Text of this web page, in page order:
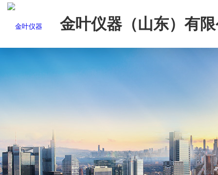
金叶仪器（山东）有